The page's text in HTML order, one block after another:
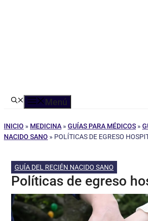
Menú
INICIO » MEDICINA » GUÍAS PARA MÉDICOS »
NACIDO SANO » POLÍTICAS DE EGRESO
GUÍA DEL RECIÉN NACIDO SANO
Políticas de egreso